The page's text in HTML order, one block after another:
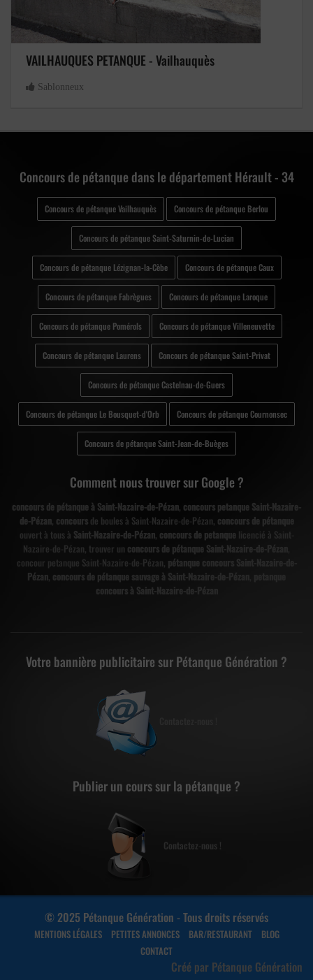
VAILHAUQUES PETANQUE - Vailhauquès
Sablonneux
Concours de pétanque dans le département Hérault - 34
Concours de pétanque Vailhauquès Concours de pétanque Berlou
Concours de pétanque Saint-Saturnin-de-Lucian
Concours de pétanque Lézignan-la-Cèbe Concours de pétanque Caux
Concours de pétanque Fabrègues Concours de pétanque Laroque
Concours de pétanque Pomérols Concours de pétanque Villeneuvette
Concours de pétanque Laurens Concours de pétanque Saint-Privat
Concours de pétanque Castelnau-de-Guers
Concours de pétanque Le Bousquet-d'Orb Concours de pétanque Cournonsec
Concours de pétanque Saint-Jean-de-Buèges
Comment nous trouver sur Google ?
concours de pétanque à Saint-Nazaire-de-Pézan, concours petanque Saint-Nazaire-
de-Pézan, concoursde boules à Saint-Nazaire-de-Pézan, concours de pétanque
ouvert à tous à Saint-Nazaire-de-Pézan, concours de petanque licencié à Saint-
Nazaire-de-Pézan, trouver un concours de pétanque Saint-Nazaire-de-Pézan
concour petanque Saint-Nazaire-de-Pézan, pétanque concours Saint-Nazaire-de-
Pézan, concours de pétanque sauvage à Saint-Nazaire-de-Pézan
concours à Saint-Nazaire-de-Pézan
Votre bannière publicitaire sur Pétanque Génération ?
Publier un cours sur la pétanque ?
Contactez-nous !
© 2025 Pétanque Génération - Tous droits réservés
MENTIONS LÉGALES PETITES ANNONCES BAR/RESTAURANT
BLOG
CONTACT
Créé par Pétanque Génération